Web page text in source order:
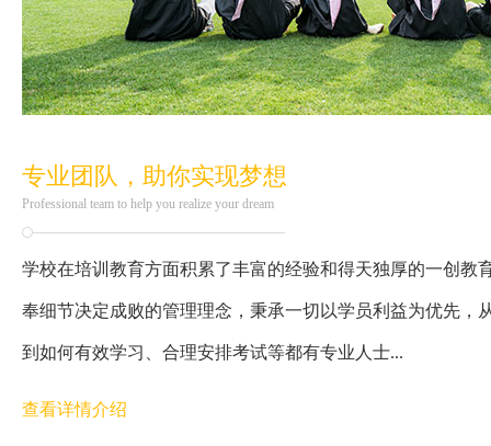
专业团队，助你实现梦想
Professional team to help you realize your dream
学校在培训教育方面积累了丰富的经验和得天独厚的一创教
奉细节决定成败的管理理念，秉承一切以学员利益为优先，
到如何有效学习、合理安排考试等都有专业人士...
查看详情介绍